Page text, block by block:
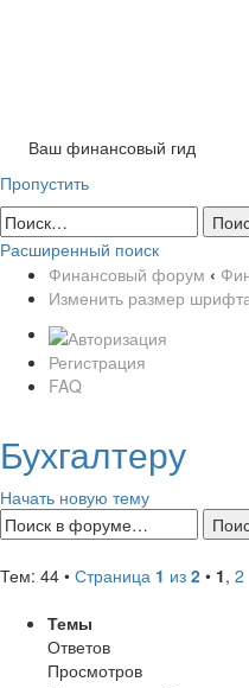
Ваш финансовый гид
Пропустить
Расширенный поиск
Финансовый форум ‹
Изменить размер
Регистрация
FAQ
Бухгалтеру
Начать новую тему
Тем: 44 • Страница 1 из 2 • 1, 2
Темы
Ответов
Просмотров